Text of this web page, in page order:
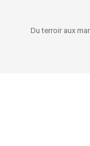
Du terroir aux